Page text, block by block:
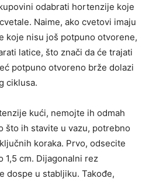
odabrati hortenzije koje
Naime, ako cvetovi imaju
koje nisu još potpuno otvorene,
latice, što znači da će trajati
potpuno otvoreno brže dolazi
ciklusa.
kući, nemojte ih odmah
što ih stavite u vazu, potrebno
koraka. Prvo, odsecite
1,5 cm. Dijagonalni rez
dospe u stabljiku. Takođe,